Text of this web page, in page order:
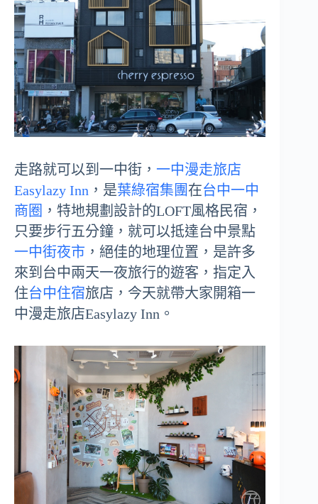
走路就可以到一中街， 一中漫走旅店
Easylazy Inn ，是葉綠宿集團 在台中一中
商圈 ，特地規劃設計的LOFT風格民宿，
只要步行五分鐘，就可以抵達台中景點
一中街夜市 ，絕佳的地理位置，是許多
來到台中兩天一夜旅行的遊客，指定入
住台中住宿旅店，今天就帶大家開箱一
中漫走旅店Easylazy Inn。